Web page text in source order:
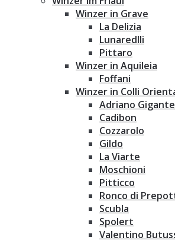
Winzer in Grave
La Delizia
Lunaredlli
Pittaro
Winzer in Aquileia
Foffani
Winzer in Colli
Adriano Gigante
Cadibon
Cozzarolo
Gildo
La Viarte
Moschioni
Pitticco
Ronco di
Scubla
Spolert
Valentino